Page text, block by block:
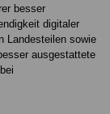
besser
digitaler
Landesteilen sowie
ausgestattete